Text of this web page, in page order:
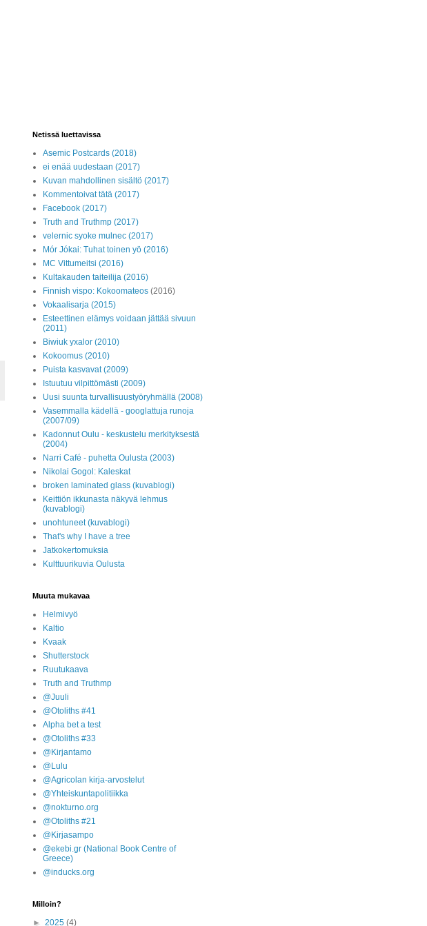
Netissä luettavissa
Asemic Postcards (2018)
ei enää uudestaan (2017)
Kuvan mahdollinen sisältö (2017)
Kommentoivat tätä (2017)
Facebook (2017)
Truth and Truthmp (2017)
velernic syoke mulnec (2017)
Mór Jókai: Tuhat toinen yö (2016)
MC Vittumeitsi (2016)
Kultakauden taiteilija (2016)
Finnish vispo: Kokoomateos (2016)
Vokaalisarja (2015)
Esteettinen elämys voidaan jättää sivuun
(2011)
Biwiuk yxalor (2010)
Kokoomus (2010)
Puista kasvavat (2009)
Istuutuu vilpittömästi (2009)
Uusi suunta turvallisuustyöryhmällä (2008)
Vasemmalla kädellä - googlattuja runoja
(2007/09)
Kadonnut Oulu - keskustelu merkityksestä
(2004)
Narri Café - puhetta Oulusta (2003)
Nikolai Gogol: Kaleskat
broken laminated glass (kuvablogi)
Keittiön ikkunasta näkyvä lehmus
(kuvablogi)
unohtuneet (kuvablogi)
That's why I have a tree
Jatkokertomuksia
Kulttuurikuvia Oulusta
Muuta mukavaa
Helmivyö
Kaltio
Kvaak
Shutterstock
Ruutukaava
Truth and Truthmp
@Juuli
@Otoliths #41
Alpha bet a test
@Otoliths #33
@Kirjantamo
@Lulu
@Agricolan kirja-arvostelut
@Yhteiskuntapolitiikka
@nokturno.org
@Otoliths #21
@Kirjasampo
@ekebi.gr (National Book Centre of
Greece)
@inducks.org
Milloin?
► 2025 (4)